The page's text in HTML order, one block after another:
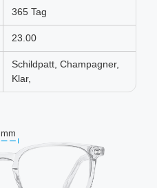
365 Tag
23.00
Schildpatt, Champagner,
Klar,
mm